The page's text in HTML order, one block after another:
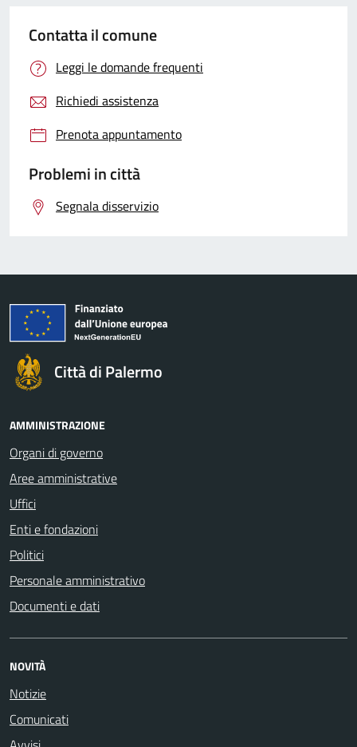
Contatta il comune
Leggi le domande frequenti
Richiedi assistenza
Prenota appuntamento
Problemi in città
Segnala disservizio
Città di Palermo
AMMINISTRAZIONE
Organi di governo
Aree amministrative
Uffici
Enti e fondazioni
Politici
Personale amministrativo
Documenti e dati
NOVITÀ
Notizie
Comunicati